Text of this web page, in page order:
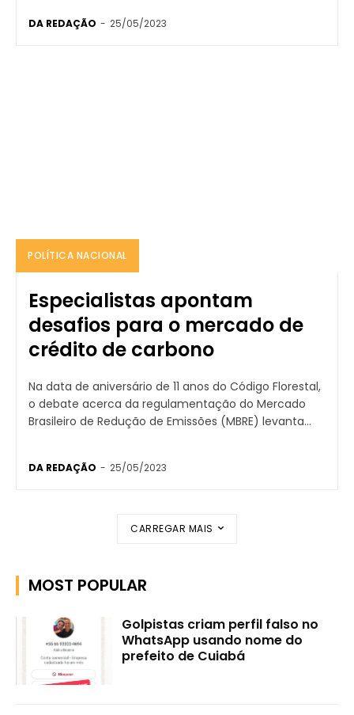
DA REDAÇÃO - 25/05/2023
POLÍTICA NACIONAL
Especialistas apontam
desafios para o mercado de
crédito de carbono
Na data de aniversário de 11 anos do Código Florestal,
o debate acerca da regulamentação do Mercado
Brasileiro de Redução de Emissões (MBRE) levanta...
DA REDAÇÃO - 25/05/2023
CARREGAR MAIS
MOST POPULAR
Golpistas criam perfil falso no
WhatsApp usando nome do
prefeito de Cuiabá